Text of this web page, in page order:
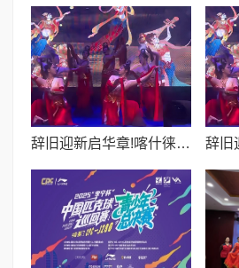
辞旧迎新启华章!喀什徕宁饭店元旦晚会绽放璀璨光彩